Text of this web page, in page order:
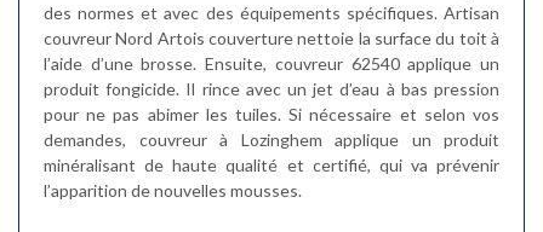
des normes et avec des équipements spécifiques. Artisan
couvreur Nord Artois couverture nettoie la surface du toit à
l’aide d’une brosse. Ensuite, couvreur 62540 applique un
produit fongicide. Il rince avec un jet d’eau à bas pression
pour ne pas abimer les tuiles. Si nécessaire et selon vos
demandes, couvreur à Lozinghem applique un produit
minéralisant de haute qualité et certifié, qui va prévenir
l’apparition de nouvelles mousses.